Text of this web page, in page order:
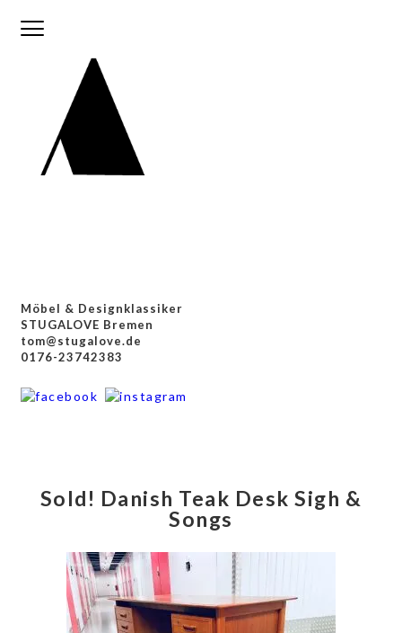
Möbel & Designklassiker
STUGALOVE Bremen
tom@stugalove.de
0176-23742383
Sold! Danish Teak Desk Sigh &
Songs